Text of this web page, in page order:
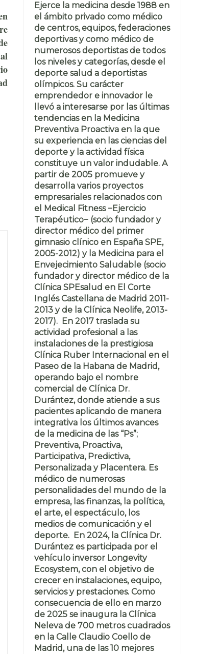
Ejerce la medicina desde 1988 en
el ámbito privado como médico
de centros, equipos, federaciones
deportivas y como médico de
numerosos deportistas de todos
los niveles y categorías, desde el
deporte salud a deportistas
olímpicos. Su carácter
emprendedor e innovador le
llevó a interesarse por las últimas
tendencias en la Medicina
Preventiva Proactiva en la que
su experiencia en las ciencias del
deporte y la actividad física
constituye un valor indudable. A
partir de 2005 promueve y
desarrolla varios proyectos
empresariales relacionados con
el Medical Fitness −Ejercicio
Terapéutico− (socio fundador y
director médico del primer
gimnasio clínico en España SPE,
2005-2012) y la Medicina para el
Envejecimiento Saludable (socio
fundador y director médico de la
Clínica SPEsalud en El Corte
Inglés Castellana de Madrid 2011-
2013 y de la Clínica Neolife, 2013-
2017). En 2017 traslada su
actividad profesional a las
instalaciones de la prestigiosa
Clínica Ruber Internacional en el
Paseo de la Habana de Madrid,
operando bajo el nombre
comercial de Clínica Dr.
Durántez, donde atiende a sus
pacientes aplicando de manera
integrativa los últimos avances
de la medicina de las “Ps”;
Preventiva, Proactiva,
Participativa, Predictiva,
Personalizada y Placentera. Es
médico de numerosas
personalidades del mundo de la
empresa, las finanzas, la política,
el arte, el espectáculo, los
medios de comunicación y el
deporte. En 2024, la Clínica Dr.
Durántez es participada por el
vehículo inversor Longevity
Ecosystem, con el objetivo de
crecer en instalaciones, equipo,
servicios y prestaciones. Como
consecuencia de ello en marzo
de 2025 se inaugura la Clínica
Neleva de 700 metros cuadrados
en la Calle Claudio Coello de
Madrid, una de las 10 mejores